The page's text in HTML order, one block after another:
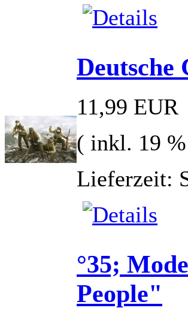
Deutsche
11,99 EUR
( inkl. 19
Lieferzeit:
°35;
People"